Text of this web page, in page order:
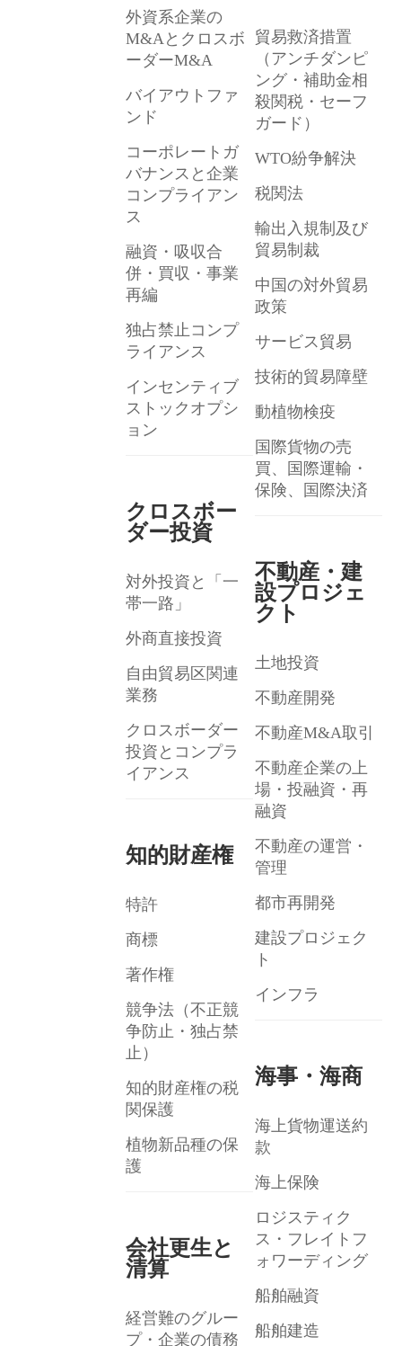
外資系企業の
M&Aとクロスボ
ーダーM&A
バイアウトファ
ンド
コーポレートガ
バナンスと企業
コンプライアン
ス
融資・吸収合
併・買収・事業
再編
独占禁止コンプ
ライアンス
インセンティブ
ストックオプシ
ョン
貿易救済措置
（アンチダンピ
ング・補助金相
殺関税・セーフ
ガード）
WTO紛争解決
税関法
輸出入規制及び
貿易制裁
中国の対外貿易
政策
サービス貿易
技術的貿易障壁
動植物検疫
国際貨物の売
買、国際運輸・
保険、国際決済
クロスボー
ダー投資
対外投資と「一
帯一路」
外商直接投資
自由貿易区関連
業務
クロスボーダー
投資とコンプラ
イアンス
不動産・建
設プロジェ
クト
土地投資
不動産開発
不動産M&A取引
不動産企業の上
場・投融資・再
融資
不動産の運営・
管理
都市再開発
建設プロジェク
ト
インフラ
知的財産権
特許
商標
著作権
競争法（不正競
争防止・独占禁
止）
知的財産権の税
関保護
植物新品種の保
護
海事・海商
海上貨物運送約
款
海上保険
ロジスティク
ス・フレイトフ
ォワーディング
船舶融資
船舶建造
会社更生と
清算
経営難のグルー
プ・企業の債務